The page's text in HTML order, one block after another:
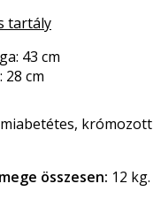
tartály
43 cm
28 cm
krómozott
összesen: 12 kg.